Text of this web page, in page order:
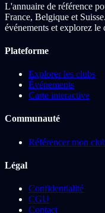
L'annuaire de référence
France, Belgique et
événements et explorez le
Plateforme
Explorer les clubs
Événements
Carte interactive
Communauté
Référencer mon
Légal
Confidentialité
CGU
Contact